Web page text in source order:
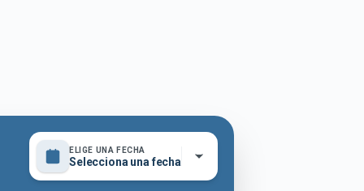
ELIGE UNA FECHA
Selecciona una fecha